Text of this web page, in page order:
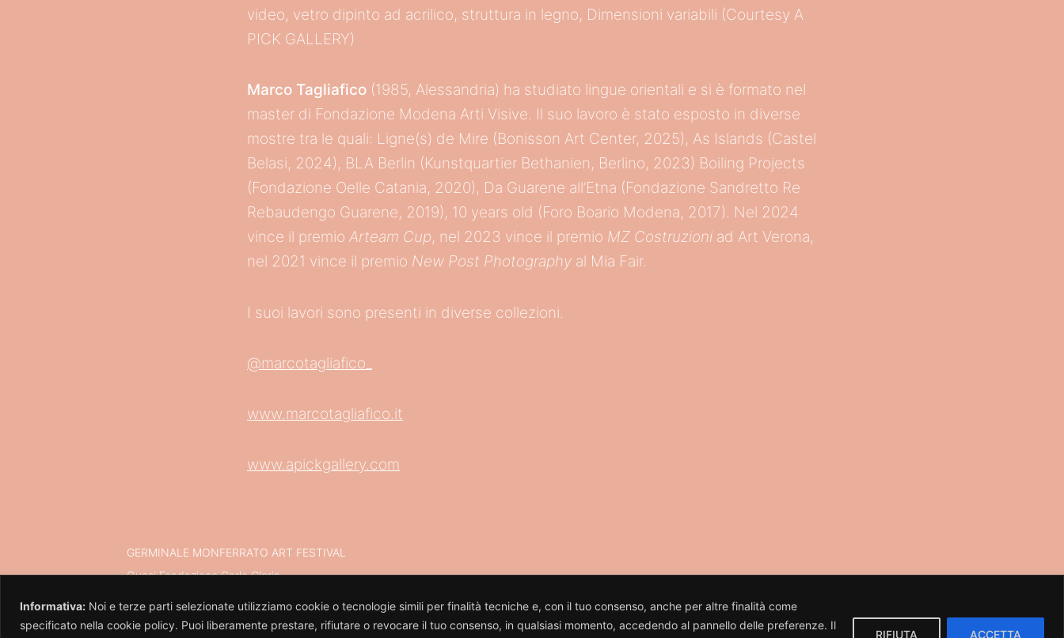
Informativa: Noi e terze parti selezionate utilizziamo cookie o tecnologie simili per finalità tecniche e, con il tuo consenso, anche per altre finalità come
specificato nella cookie policy. Puoi liberamente prestare, rifiutare o revocare il tuo consenso, in qualsiasi momento, accedendo al pannello delle preferenze. Il
RIFIUTA ACCETTA
video, vetro dipinto ad acrilico, struttura in legno, Dimensioni variabili (Courtesy A
PICK GALLERY)
Marco Tagliafico (1985, Alessandria) ha studiato lingue orientali e si è formato nel
master di Fondazione Modena Arti Visive. Il suo lavoro è stato esposto in diverse
mostre tra le quali: Ligne(s) de Mire (Bonisson Art Center, 2025), As Islands (Castel
Belasi, 2024), BLA Berlin (Kunstquartier Bethanien, Berlino, 2023) Boiling Projects
(Fondazione Oelle Catania, 2020), Da Guarene all’Etna (Fondazione Sandretto Re
Rebaudengo Guarene, 2019), 10 years old (Foro Boario Modena, 2017). Nel 2024
vince il premio Arteam Cup, nel 2023 vince il premio MZ Costruzioni ad Art Verona,
nel 2021 vince il premio New Post Photography al Mia Fair.
I suoi lavori sono presenti in diverse collezioni.
@marcotagliafico_
www.marcotagliafico.it
www.apickgallery.com
GERMINALE MONFERRATO ART FESTIVAL
Quasi Fondazione Carlo Gloria
p.iva IT13036550013